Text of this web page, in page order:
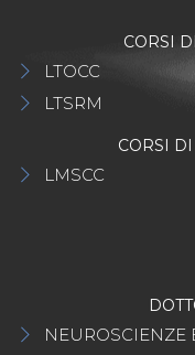
CORSI
LTOCC
LTSRM
CORSI
LMSCC
NEUROSCIENZE